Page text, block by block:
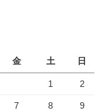
金 土 日
1 2
7 8 9